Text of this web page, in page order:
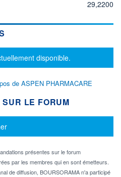
29,2200
disponible.
de ASPEN PHARMACARE
LE FORUM
présentes sur le forum
par les membres qui en sont émetteurs.
de diffusion, BOURSORAMA n'a participé